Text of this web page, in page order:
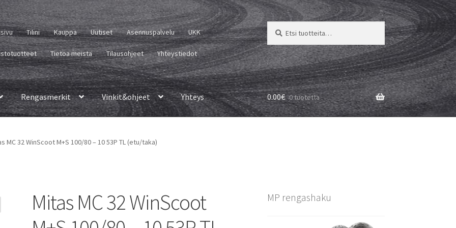
Tilini Kauppa Uutiset Asennuspalvelu UKK
Tietoa meistä Tilausohjeet Yhteystiedot
Etsi:
Haku
Rengasmerkit Vinkit&ohjeet Yhteys 0.00€ 0 tuotetta
MC 32 WinScoot M+S 100/80 – 10 53P TL (etu/taka)
Mitas MC 32 WinScoot
MP rengashaku